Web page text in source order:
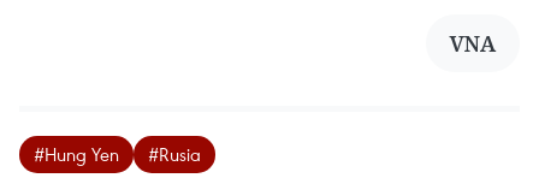
VNA
#Hung Yen #Rusia